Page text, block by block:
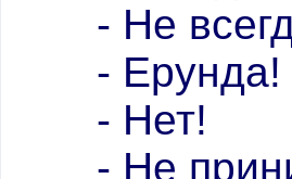
- Не
-
- Нет!
- Не